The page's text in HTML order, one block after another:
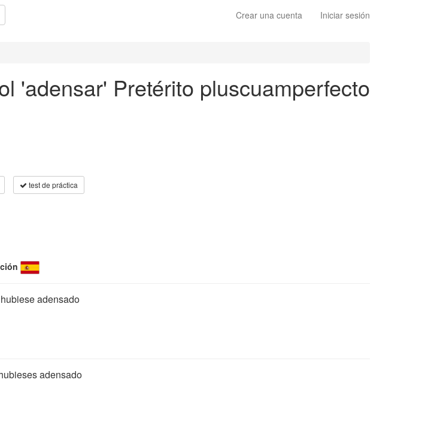
Crear una cuenta Iniciar sesión
'adensar' Pretérito pluscuamperfecto
test de práctica
adensado
adensado